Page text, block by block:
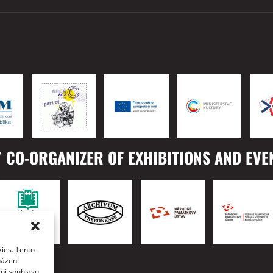
Tento
ORGANIZER OF EXHIBITIONS AND